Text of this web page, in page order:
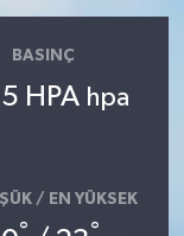
BASINÇ
HPA hpa
/ EN YÜKSEK
° °